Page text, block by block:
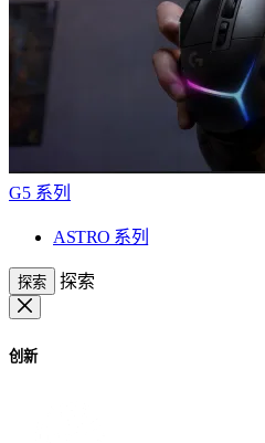
G5 系列
ASTRO 系列
探索 探索
创新